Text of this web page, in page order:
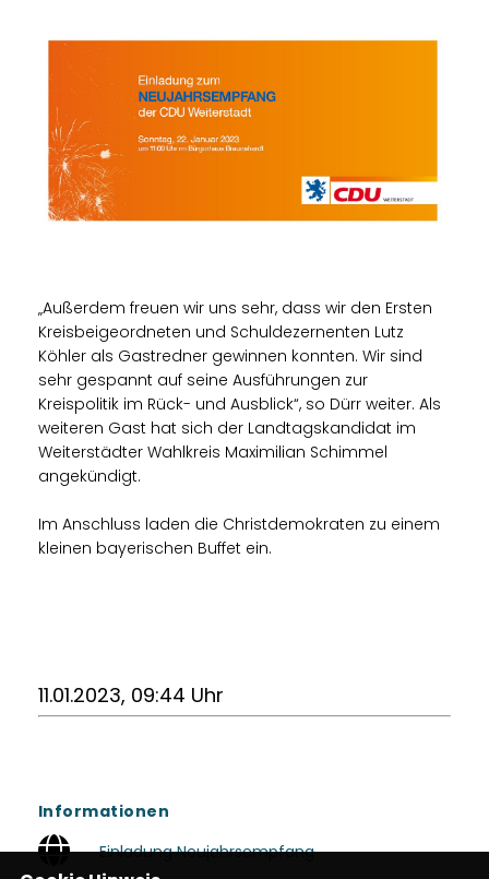
Außerdem freuen wir uns sehr, dass wir den Ersten
Kreisbeigeordneten und Schuldezernenten Lutz
Köhler als Gastredner gewinnen konnten. Wir sind
sehr gespannt auf seine Ausführungen zur
Kreispolitik im Rück- und Ausblick“, so Dürr weiter. Als
weiteren Gast hat sich der Landtagskandidat im
Weiterstädter Wahlkreis Maximilian Schimmel
angekündigt.
Im Anschluss laden die Christdemokraten zu einem
kleinen bayerischen Buffet ein.
11.01.2023, 09:44 Uhr
Informationen
Einladung Neujahrsempfang